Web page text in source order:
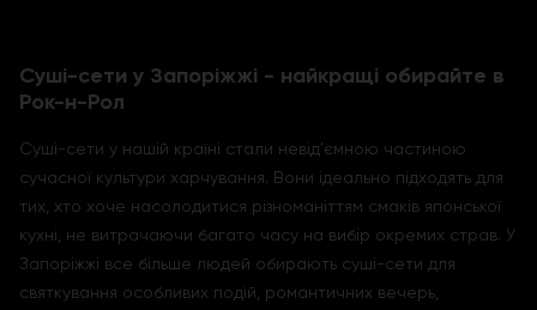
Суші-сети у Запоріжжі - найкращі обирайте в
Рок-н-Рол
Суші-сети у нашій країні стали невід'ємною частиною
сучасної культури харчування. Вони ідеально підходять для
тих, хто хоче насолодитися різноманіттям смаків японської
кухні, не витрачаючи багато часу на вибір окремих страв. У
Запоріжжі все більше людей обирають суші-сети для
святкування особливих подій, романтичних вечерь,